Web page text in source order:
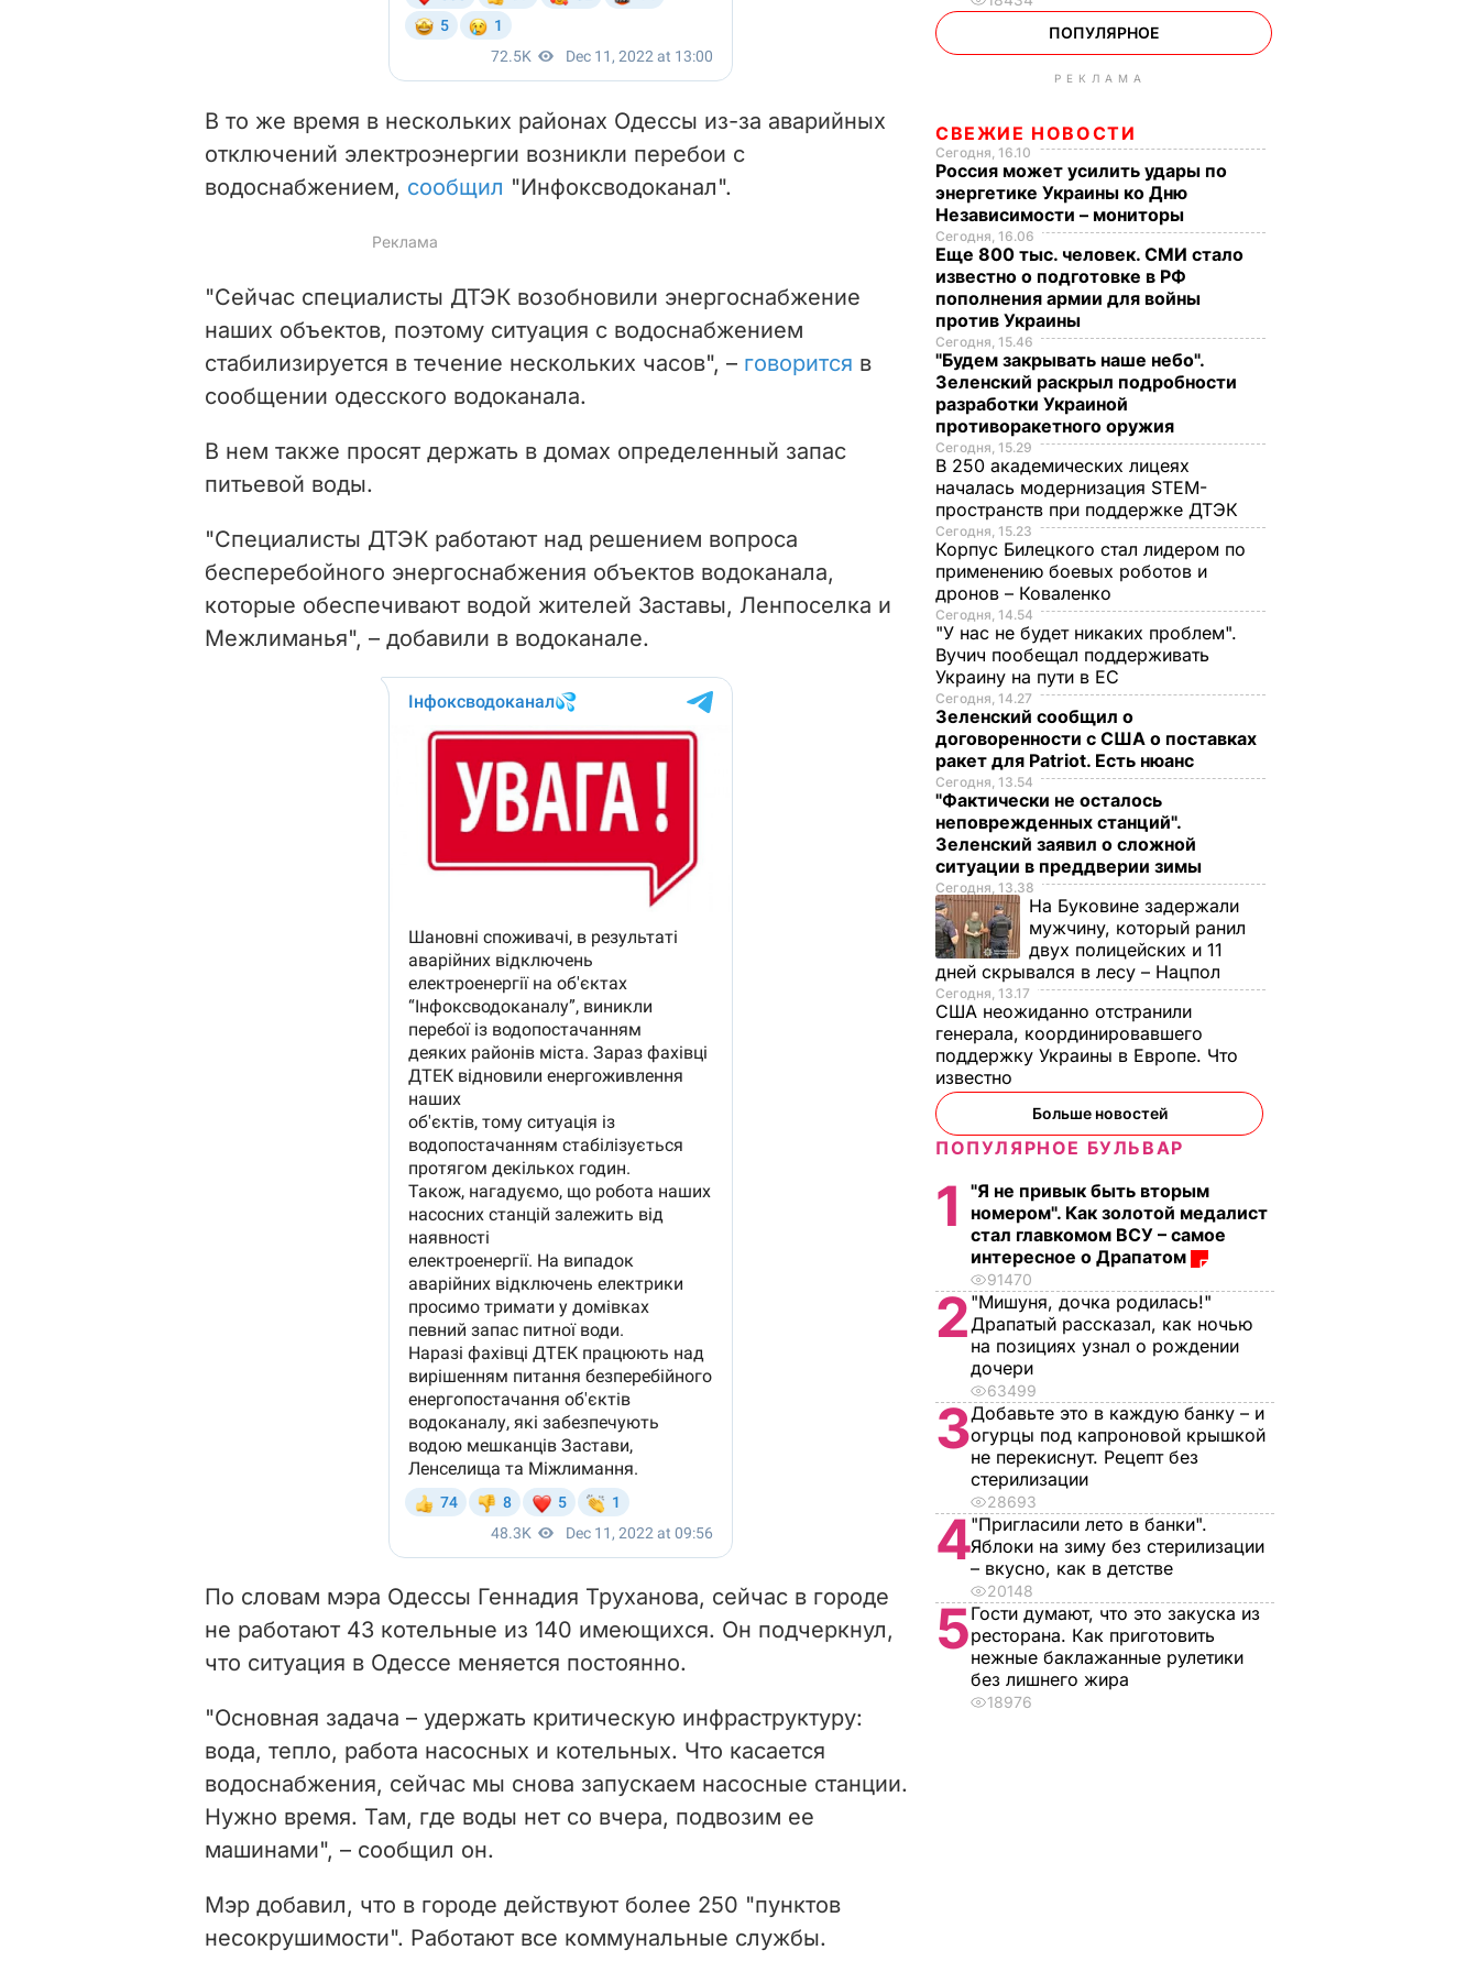
В то же время в нескольких районах Одессы из-за аварийных
отключений электроэнергии возникли перебои с
водоснабжением, сообщил "Инфоксводоканал".
"Сейчас специалисты ДТЭК возобновили энергоснабжение
наших объектов, поэтому ситуация с водоснабжением
стабилизируется в течение нескольких часов", – говорится в
сообщении одесского водоканала.
В нем также просят держать в домах определенный запас
питьевой воды.
"Специалисты ДТЭК работают над решением вопроса
бесперебойного энергоснабжения объектов водоканала,
которые обеспечивают водой жителей Заставы, Ленпоселка и
Межлиманья", – добавили в водоканале.
По словам мэра Одессы Геннадия Труханова, сейчас в городе
не работают 43 котельные из 140 имеющихся. Он подчеркнул,
что ситуация в Одессе меняется постоянно.
"Основная задача – удержать критическую инфраструктуру:
вода, тепло, работа насосных и котельных. Что касается
водоснабжения, сейчас мы снова запускаем насосные станции.
Нужно время. Там, где воды нет со вчера, подвозим ее
машинами", – сообщил он.
Мэр добавил, что в городе действуют более 250 "пунктов
несокрушимости". Работают все коммунальные службы.
ПОПУЛЯРНОЕ
РЕКЛАМА
СВЕЖИЕ НОВОСТИ
Сегодня, 16.10
Россия может усилить удары по
энергетике Украины ко Дню
Независимости – мониторы
Сегодня, 16.06
Еще 800 тыс. человек. СМИ стало
известно о подготовке в РФ
пополнения армии для войны
против Украины
Сегодня, 15.46
"Будем закрывать наше небо".
Зеленский раскрыл подробности
разработки Украиной
противоракетного оружия
Сегодня, 15.29
В 250 академических лицеях
началась модернизация STEM-
пространств при поддержке ДТЭК​
Сегодня, 15.23
Корпус Билецкого стал лидером по
применению боевых роботов и
дронов – Коваленко
Сегодня, 14.54
"У нас не будет никаких проблем".
Вучич пообещал поддерживать
Украину на пути в ЕС
Сегодня, 14.27
Зеленский сообщил о
договоренности с США о поставках
ракет для Patriot. Есть нюанс
Сегодня, 13.54
"Фактически не осталось
неповрежденных станций".
Зеленский заявил о сложной
ситуации в преддверии зимы
Сегодня, 13.38
На Буковине задержали
мужчину, который ранил
двух полицейских и 11
дней скрывался в лесу – Нацпол
Сегодня, 13.17
США неожиданно отстранили
генерала, координировавшего
поддержку Украины в Европе. Что
известно
Больше новостей
ПОПУЛЯРНОЕ БУЛЬВАР
1
"Я не привык быть вторым
номером". Как золотой медалист
стал главкомом ВСУ – самое
интересное о Драпатом
91470
2 "Мишуня, дочка родилась!"
Драпатый рассказал, как ночью
на позициях узнал о рождении
дочери
63499
3Добавьте это в каждую банку – и
огурцы под капроновой крышкой
не перекиснут. Рецепт без
стерилизации
28693
4"Пригласили лето в банки".
Яблоки на зиму без стерилизации
– вкусно, как в детстве
20148
5Гости думают, что это закуска из
ресторана. Как приготовить
нежные баклажанные рулетики
без лишнего жира
18976